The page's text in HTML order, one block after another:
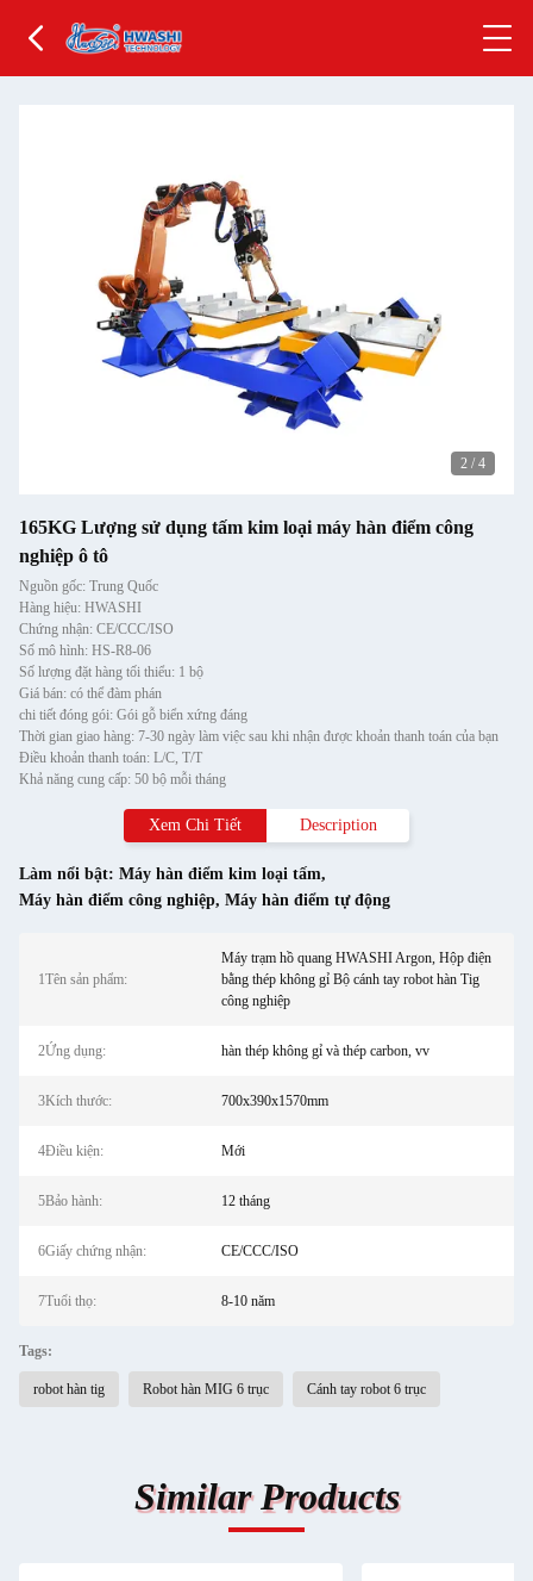
2 / 4
165KG Lượng sử dụng tấm kim loại máy hàn điểm công
nghiệp ô tô
Nguồn gốc: Trung Quốc
Hàng hiệu: HWASHI
Chứng nhận: CE/CCC/ISO
Số mô hình: HS-R8-06
Số lượng đặt hàng tối thiểu: 1 bộ
Giá bán: có thể đàm phán
chi tiết đóng gói: Gói gỗ biển xứng đáng
Thời gian giao hàng: 7-30 ngày làm việc sau khi nhận được khoản thanh toán của bạn
Điều khoản thanh toán: L/C, T/T
Khả năng cung cấp: 50 bộ mỗi tháng
Xem Chi Tiết Description
Làm nổi bật: Máy hàn điểm kim loại tấm,
Máy hàn điểm công nghiệp, Máy hàn điểm tự động
1Tên sản phẩm:
Máy trạm hồ quang HWASHI Argon, Hộp điện
bằng thép không gỉ Bộ cánh tay robot hàn Tig
công nghiệp
2Ứng dụng: hàn thép không gỉ và thép carbon, vv
3Kích thước: 700x390x1570mm
4Điều kiện: Mới
5Bảo hành: 12 tháng
6Giấy chứng nhận: CE/CCC/ISO
7Tuổi thọ: 8-10 năm
Tags:
robot hàn tig Robot hàn MIG 6 trục Cánh tay robot 6 trục
Similar Products